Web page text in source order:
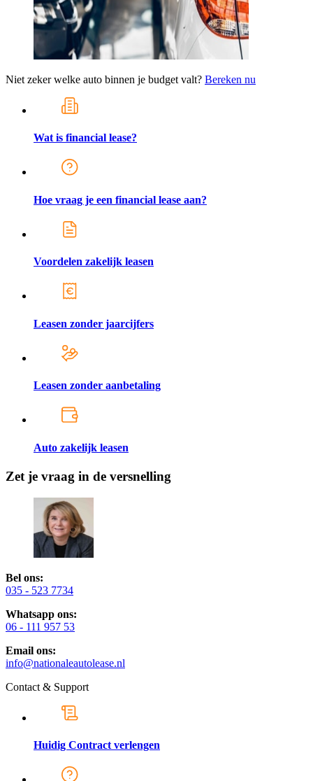
Niet zeker welke auto binnen je budget valt? Bereken nu
Wat is financial lease?
Hoe vraag je een financial lease aan?
Voordelen zakelijk leasen
Leasen zonder jaarcijfers
Leasen zonder aanbetaling
Auto zakelijk leasen
Zet je vraag in de versnelling
Bel ons:
035 - 523 7734
Whatsapp ons:
06 - 111 957 53
Email ons:
info@nationaleautolease.nl
Contact & Support
Huidig Contract verlengen